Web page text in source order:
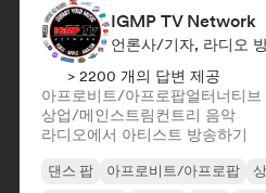
IGMP TV Network
언론사/기자, 라디오
> 2200 개의 답변 제공
아프로비트/아프로팝얼터너티브
상업/메인스트림컨트리 음악
라디오에서 아티스트 방송하기
댄스 팝 아프로비트/아프로팝